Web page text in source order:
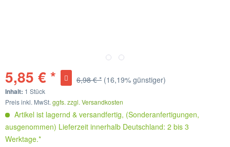
5,85 € * 6,98 € * (16,19% günstiger)
Inhalt: 1 Stück
Preis inkl. MwSt. ggfs. zzgl. Versandkosten
Artikel ist lagernd & versandfertig, (Sonderanfertigungen,
ausgenommen) Lieferzeit innerhalb Deutschland: 2 bis 3
Werktage.*